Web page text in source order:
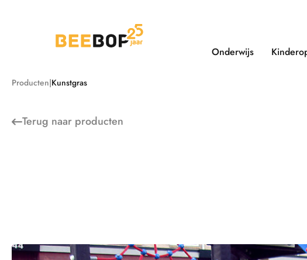
Onderwijs
Producten Kunstgras
Terug naar producten